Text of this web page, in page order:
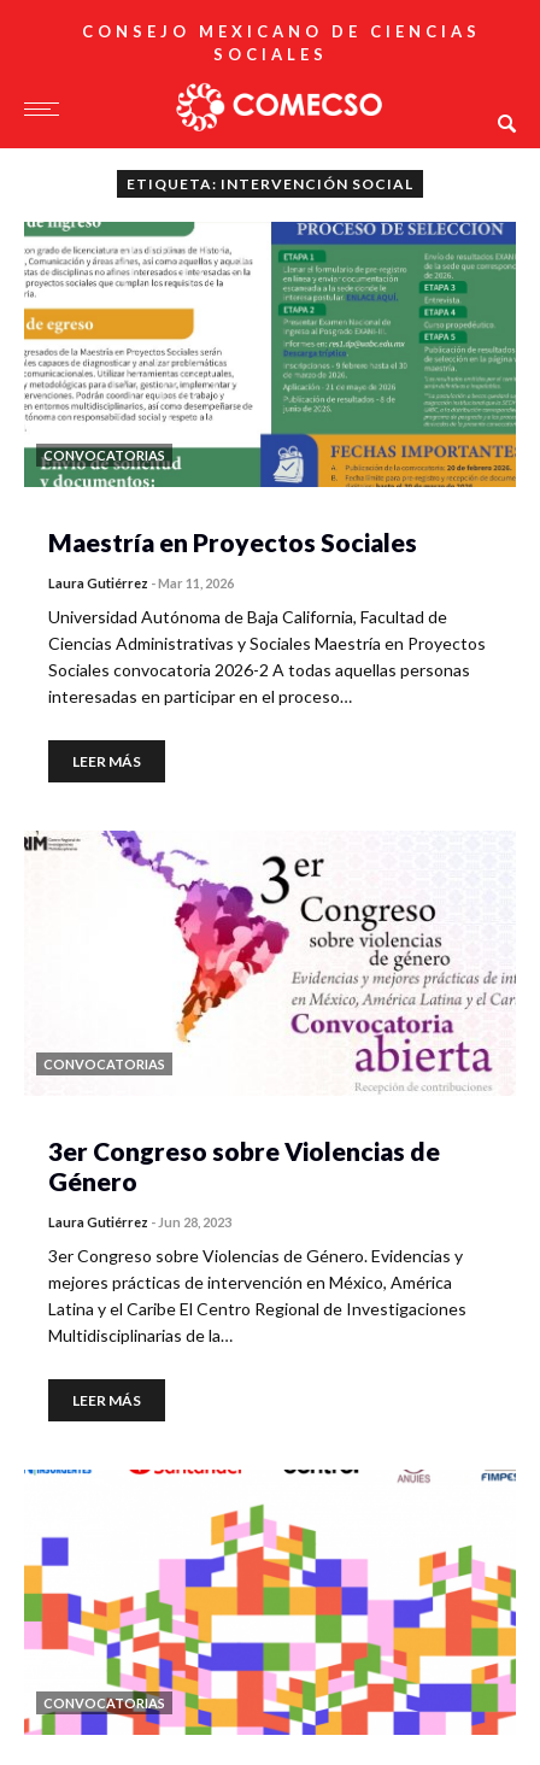
CONSEJO MEXICANO DE CIENCIAS
SOCIALES
ETIQUETA: INTERVENCIÓN SOCIAL
CONVOCATORIAS
Maestría en Proyectos Sociales
Laura Gutiérrez -Mar 11, 2026
Universidad Autónoma de Baja California, Facultad de
Ciencias Administrativas y Sociales Maestría en Proyectos
Sociales convocatoria 2026-2 A todas aquellas personas
interesadas en participar en el proceso…
LEER MÁS
CONVOCATORIAS
3er Congreso sobre Violencias de
Género
Laura Gutiérrez - Jun 28, 2023
3er Congreso sobre Violencias de Género. Evidencias y
mejores prácticas de intervención en México, América
Latina y el Caribe El Centro Regional de Investigaciones
Multidisciplinarias de la…
LEER MÁS
CONVOCATORIAS